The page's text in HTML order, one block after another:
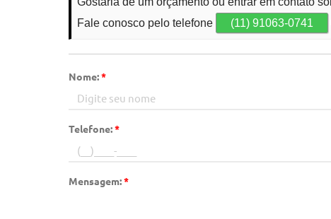
Fale conosco pelo telefone
(11) 91063-0741
Nome:*
Telefone:*
Mensagem:*